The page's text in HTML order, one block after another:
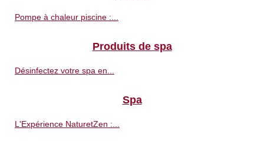
Pompe à chaleur piscine :...
Produits de spa
Désinfectez votre spa en...
Spa
L'Expérience NaturetZen :...